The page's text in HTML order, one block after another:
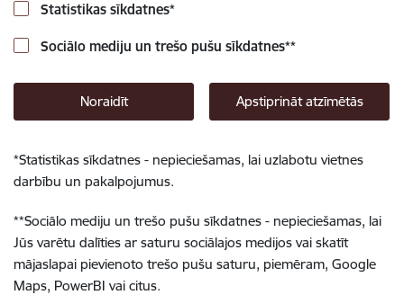
Statistikas sīkdatnes*
Sociālo mediju un trešo pušu sīkdatnes**
Noraidīt Apstiprināt atzīmētās
*Statistikas sīkdatnes - nepieciešamas, lai uzlabotu vietnes
darbību un pakalpojumus.
**Sociālo mediju un trešo pušu sīkdatnes - nepieciešamas, lai
Jūs varētu dalīties ar saturu sociālajos medijos vai skatīt
mājaslapai pievienoto trešo pušu saturu, piemēram, Google
Maps, PowerBI vai citus.